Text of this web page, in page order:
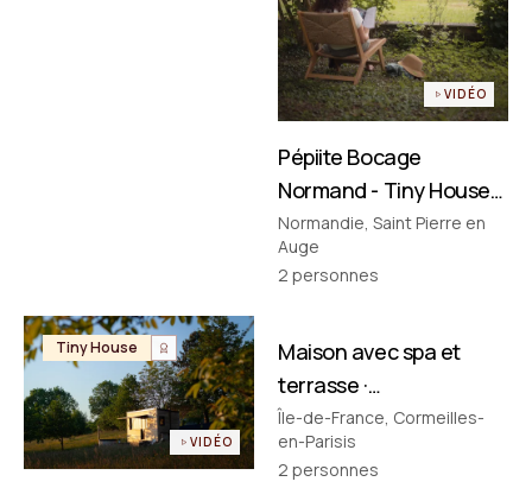
VIDÉO
Pépiite Bocage
Normand - Tiny House
avec Spa & Baignoire
Vintage en Normandie
Normandie, Saint Pierre en
Auge
2 personnes
Tiny House
VIDÉO
Maison de ville
Maison avec spa et
terrasse ·
Cormeilles‑en‑Parisis
Île-de-France, Cormeilles-
en-Parisis
2 personnes